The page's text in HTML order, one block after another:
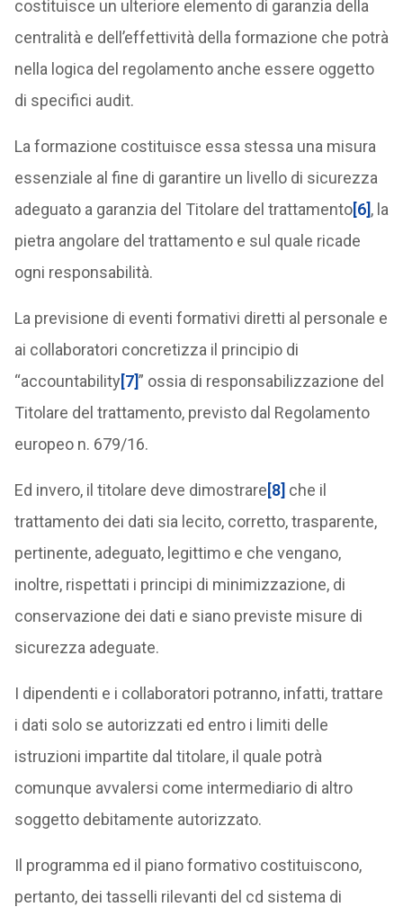
costituisce un ulteriore elemento di garanzia della
centralità e dell’effettività della formazione che potrà
nella logica del regolamento anche essere oggetto
di specifici audit.
La formazione costituisce essa stessa una misura
essenziale al fine di garantire un livello di sicurezza
adeguato a garanzia del Titolare del trattamento[6], la
pietra angolare del trattamento e sul quale ricade
ogni responsabilità.
La previsione di eventi formativi diretti al personale e
ai collaboratori concretizza il principio di
“accountability[7]” ossia di responsabilizzazione del
Titolare del trattamento, previsto dal Regolamento
europeo n. 679/16.
Ed invero, il titolare deve dimostrare[8] che il
trattamento dei dati sia lecito, corretto, trasparente,
pertinente, adeguato, legittimo e che vengano,
inoltre, rispettati i principi di minimizzazione, di
conservazione dei dati e siano previste misure di
sicurezza adeguate.
I dipendenti e i collaboratori potranno, infatti, trattare
i dati solo se autorizzati ed entro i limiti delle
istruzioni impartite dal titolare, il quale potrà
comunque avvalersi come intermediario di altro
soggetto debitamente autorizzato.
Il programma ed il piano formativo costituiscono,
pertanto, dei tasselli rilevanti del cd sistema di